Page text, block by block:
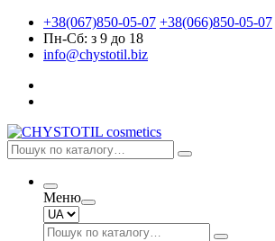
+38(067)850-05-07 +38(066)850-05-07
Пн-Сб: з 9 до 18
info@chystotil.biz
Меню